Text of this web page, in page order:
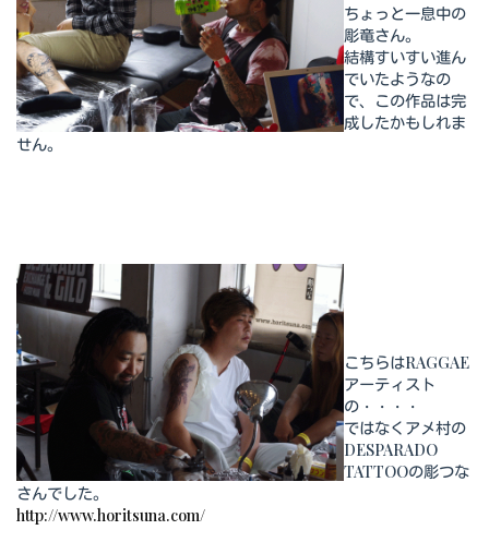
ちょっと一息中の
彫竜さん。
結構すいすい進ん
でいたようなの
で、この作品は完
成したかもしれま
せん。
こちらはRAGGAE
アーティスト
の・・・・
ではなくアメ村の
DESPARADO
TATTOOの彫つな
さんでした。
http://www.horitsuna.com/